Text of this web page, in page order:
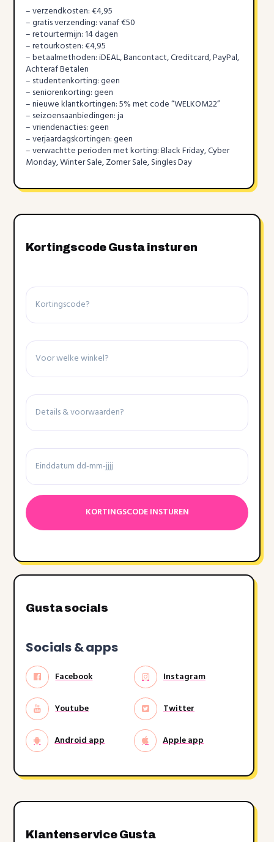
– verzendkosten: €4,95
– gratis verzending: vanaf €50
– retourtermijn: 14 dagen
– retourkosten: €4,95
– betaalmethoden: iDEAL, Bancontact, Creditcard, PayPal,
Achteraf Betalen
– studentenkorting: geen
– seniorenkorting: geen
– nieuwe klantkortingen: 5% met code “WELKOM22”
– seizoensaanbiedingen: ja
– vriendenacties: geen
– verjaardagskortingen: geen
– verwachtte perioden met korting: Black Friday, Cyber
Monday, Winter Sale, Zomer Sale, Singles Day
Kortingscode Gusta insturen
Kortingscode
Winkel
Details
voorwaarden
Einddatum
dash
MM
dash
Gusta socials
Socials & apps
Facebook Instagram
Youtube Twitter
Android app Apple app
Klantenservice Gusta